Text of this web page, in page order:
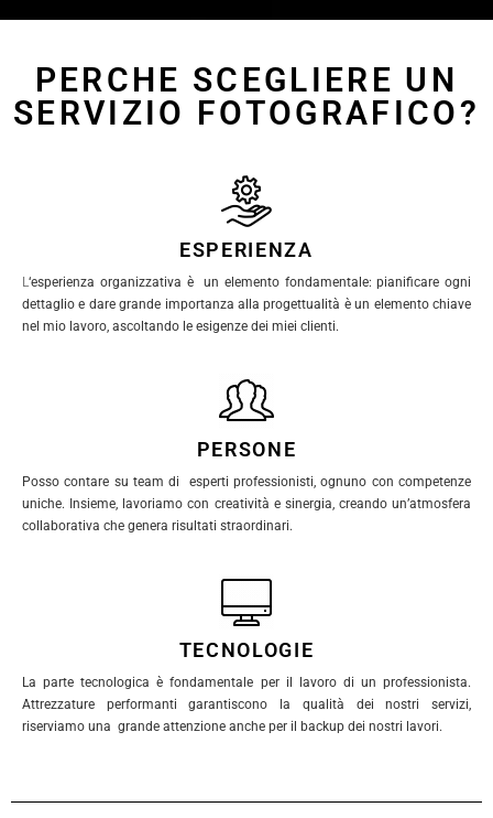
PERCHE SCEGLIERE UN
SERVIZIO FOTOGRAFICO?
ESPERIENZA
L‘esperienza organizzativa è un elemento fondamentale: pianificare ogni
dettaglio e dare grande importanza alla progettualità è un elemento chiave
nel mio lavoro, ascoltando le esigenze dei miei clienti.
PERSONE
Posso contare su team di esperti professionisti, ognuno con competenze
uniche. Insieme, lavoriamo con creatività e sinergia, creando un’atmosfera
collaborativa che genera risultati straordinari.
TECNOLOGIE
La parte tecnologica è fondamentale per il lavoro di un professionista.
Attrezzature performanti garantiscono la qualità dei nostri servizi,
riserviamo una grande attenzione anche per il backup dei nostri lavori.